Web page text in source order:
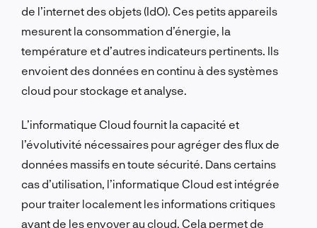
de l’internet des objets (IdO). Ces petits appareils
mesurent la consommation d’énergie, la
température et d’autres indicateurs pertinents. Ils
envoient des données en continu à des systèmes
cloud pour stockage et analyse.
L’informatique Cloud fournit la capacité et
l’évolutivité nécessaires pour agréger des flux de
données massifs en toute sécurité. Dans certains
cas d’utilisation, l’informatique Cloud est intégrée
pour traiter localement les informations critiques
avant de les envoyer au cloud. Cela permet de